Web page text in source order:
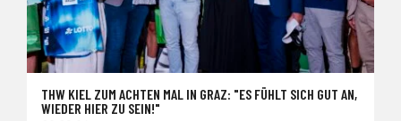
THW KIEL ZUM ACHTEN MAL IN GRAZ: "ES FÜHLT SICH GUT AN,
WIEDER HIER ZU SEIN!"